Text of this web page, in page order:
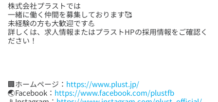
株式会社プラストでは
一緒に働く仲間を募集しております🥰
未経験の方も大歓迎です💪
詳しくは、求人情報またはプラストHPの採用情報をご確認く
🏢ホームページ： https://www.plust.jp/
🌏Facebook： https://www.facebook.com/plustfb